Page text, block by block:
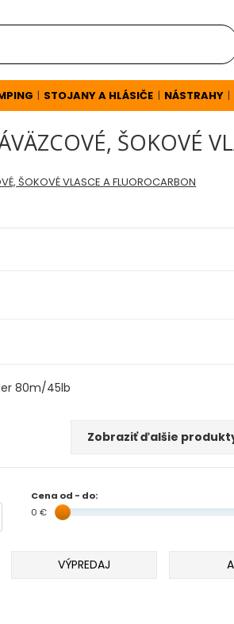
| STOJANY A HLÁSIČE | NÁSTRAHY |
ŠOKOVÉ
ŠOKOVÉ VLASCE A FLUOROCARBON
80m/45lb
Zobraziť ďalšie
Cena od - do:
0 €
VÝPREDAJ